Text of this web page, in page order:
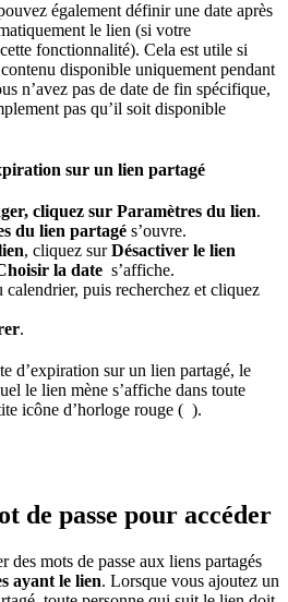
également définir une date après
le lien (si votre
fonctionnalité). Cela est utile si
disponible uniquement pendant
n’avez pas de date de fin spécifique,
pas qu’il soit disponible
sur un lien partagé
cliquez sur Paramètres du lien.
du lien partagé s’ouvre.
, cliquez surDésactiver le lien
la date s’affiche.
calendrier, puis recherchez et cliquez
.
d’expiration sur un lien partagé, le
le lien mène s’affiche dans toute
icône d’horloge rouge ( ).
de passe pour accéder
des mots de passe aux liens partagés
ayant le lien. Lorsque vous ajoutez un